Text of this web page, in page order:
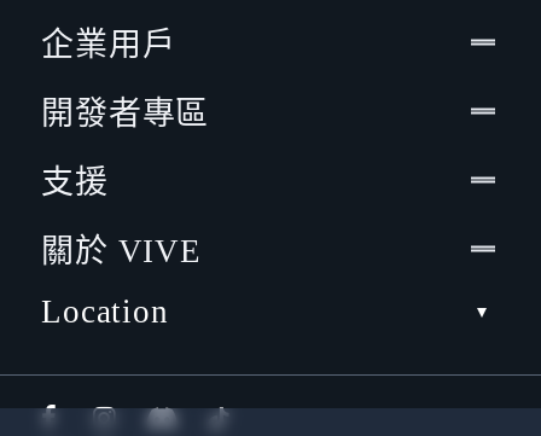
企業用戶
開發者專區
支援
關於 VIVE
Location